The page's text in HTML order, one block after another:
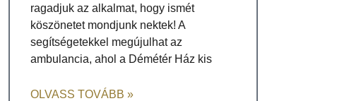
ragadjuk az alkalmat, hogy ismét
köszönetet mondjunk nektek! A
segítségetekkel megújulhat az
ambulancia, ahol a Démétér Ház kis
OLVASS TOVÁBB »